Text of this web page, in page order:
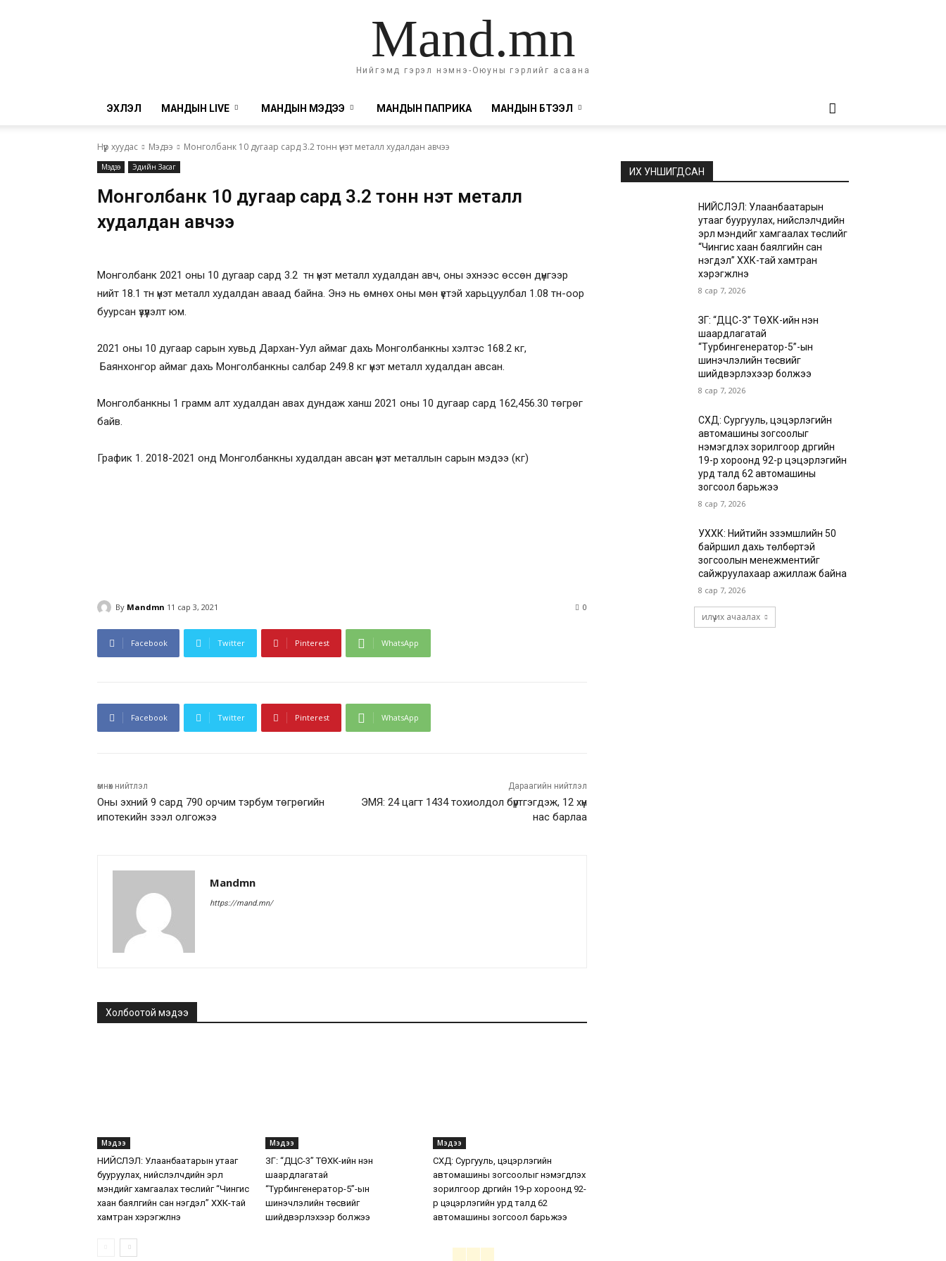
Mand.mn
Нийгэмд гэрэл нэмнэ-Оюуны гэрлийг асаана
ЭХЛЭЛ МАНДЫН LIVE МАНДЫН МЭДЭЭ МАНДЫН ПАПРИКА МАНДЫН БҮТЭЭЛ
Нүүр хуудас Мэдээ Монголбанк 10 дугаар сард 3.2 тонн үнэт металл худалдан авчээ
Мэдээ Эдийн Засаг
Монголбанк 10 дугаар сард 3.2 тонн үнэт металл
худалдан авчээ
Монголбанк 2021 оны 10 дугаар сард 3.2 тн үнэт металл худалдан авч, оны эхнээс өссөн дүнгээр
нийт 18.1 тн үнэт металл худалдан аваад байна. Энэ нь өмнөх оны мөн үетэй харьцуулбал 1.08 тн-оор
буурсан үзүүлэлт юм.
2021 оны 10 дугаар сарын хувьд Дархан-Уул аймаг дахь Монголбанкны хэлтэс 168.2 кг,
Баянхонгор аймаг дахь Монголбанкны салбар 249.8 кг үнэт металл худалдан авсан.
Монголбанкны 1 грамм алт худалдан авах дундаж ханш 2021 оны 10 дугаар сард 162,456.30 төгрөг
байв.
График 1. 2018-2021 онд Монголбанкны худалдан авсан үнэт металлын сарын мэдээ (кг)
By Mandmn 11 сар 3, 2021 0
Facebook Twitter Pinterest WhatsApp
Facebook Twitter Pinterest WhatsApp
өмнөх нийтлэл
Оны эхний 9 сард 790 орчим тэрбум төгрөгийн
ипотекийн зээл олгожээ
Дараагийн нийтлэл
ЭМЯ: 24 цагт 1434 тохиолдол бүртгэгдэж, 12 хүн
нас барлаа
Mandmn
https://mand.mn/
Холбоотой мэдээ
Мэдээ
НИЙСЛЭЛ: Улаанбаатарын утааг
бууруулах, нийслэлчүүдийн эрүүл
мэндийг хамгаалах төслийг “Чингис
хаан баялгийн сан нэгдэл” ХХК-тай
хамтран хэрэгжүүлнэ
Мэдээ
ЗГ: “ДЦС-3” ТӨХК-ийн нэн
шаардлагатай
“Турбингенератор-5”-ын
шинэчлэлийн төсвийг
шийдвэрлэхээр болжээ
Мэдээ
СХД: Сургууль, цэцэрлэгийн
автомашины зогсоолыг нэмэгдүүлэх
зорилгоор дүүргийн 19-р хороонд 92-
р цэцэрлэгийн урд талд 62
автомашины зогсоол барьжээ
ИХ УНШИГДСАН
НИЙСЛЭЛ: Улаанбаатарын
утааг бууруулах, нийслэлчүүдийн
эрүүл мэндийг хамгаалах төслийг
“Чингис хаан баялгийн сан
нэгдэл” ХХК-тай хамтран
хэрэгжүүлнэ
8 сар 7, 2026
ЗГ: “ДЦС-3” ТӨХК-ийн нэн
шаардлагатай
“Турбингенератор-5”-ын
шинэчлэлийн төсвийг
шийдвэрлэхээр болжээ
8 сар 7, 2026
СХД: Сургууль, цэцэрлэгийн
автомашины зогсоолыг
нэмэгдүүлэх зорилгоор дүүргийн
19-р хороонд 92-р цэцэрлэгийн
урд талд 62 автомашины
зогсоол барьжээ
8 сар 7, 2026
УХХК: Нийтийн эзэмшлийн 50
байршил дахь төлбөртэй
зогсоолын менежментийг
сайжруулахаар ажиллаж байна
8 сар 7, 2026
илүү их ачаалах